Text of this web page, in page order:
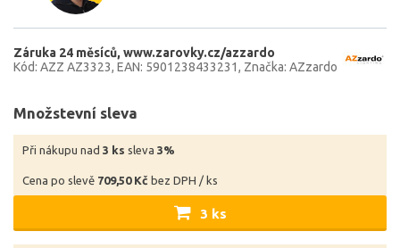
Záruka 24 měsíců www.zarovky.cz/azzardo
Kód: AZZ AZ3323 EAN: 5901238433231 Značka: AZzardo
Množstevní sleva
Při nákupu nad 3 ks sleva 3%
Cena po slevě 709,50 Kč bez DPH / ks
3 ks